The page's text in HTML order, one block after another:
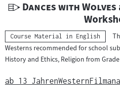
l
U
t
e
r
i
"
Dances with Wolves
Kategorie:
Course Material in English
Westerns recommended for school
History and Ethics, Religion from
ab 13 JahrenWestern